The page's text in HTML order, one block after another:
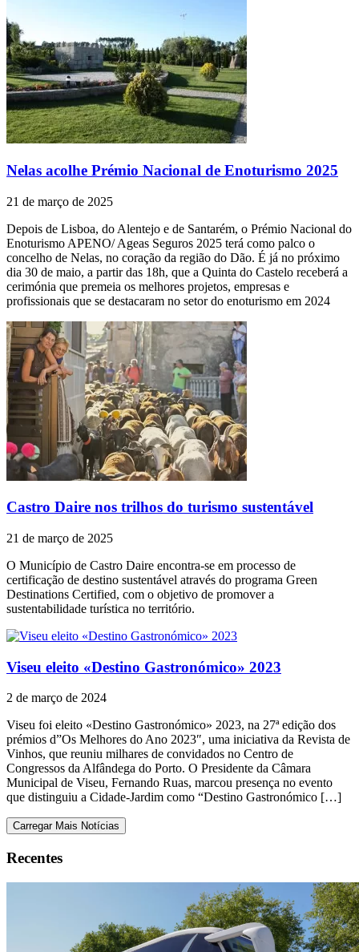
Nelas acolhe Prémio Nacional de Enoturismo 2025
21 de março de 2025
Depois de Lisboa, do Alentejo e de Santarém, o Prémio Nacional do
Enoturismo APENO/ Ageas Seguros 2025 terá como palco o
concelho de Nelas, no coração da região do Dão. É já no próximo
dia 30 de maio, a partir das 18h, que a Quinta do Castelo receberá a
cerimónia que premeia os melhores projetos, empresas e
profissionais que se destacaram no setor do enoturismo em 2024
Castro Daire nos trilhos do turismo sustentável
21 de março de 2025
O Município de Castro Daire encontra-se em processo de
certificação de destino sustentável através do programa Green
Destinations Certified, com o objetivo de promover a
sustentabilidade turística no território.
Viseu eleito «Destino Gastronómico» 2023
2 de março de 2024
Viseu foi eleito «Destino Gastronómico» 2023, na 27ª edição dos
prémios d”Os Melhores do Ano 2023″, uma iniciativa da Revista de
Vinhos, que reuniu milhares de convidados no Centro de
Congressos da Alfândega do Porto. O Presidente da Câmara
Municipal de Viseu, Fernando Ruas, marcou presença no evento
que distinguiu a Cidade-Jardim como “Destino Gastronómico […]
Carregar Mais Notícias
Recentes